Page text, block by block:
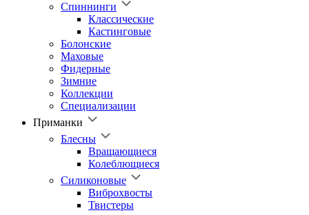
Спиннинги
Классические
Кастинговые
Болонские
Маховые
Фидерные
Зимние
Коллекции
Специализации
Приманки
Блесны
Вращающиеся
Колеблющиеся
Силиконовые
Виброхвосты
Твистеры